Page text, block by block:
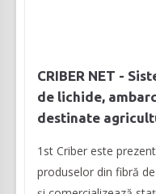
CRIBER NET -
de lichide,
destinate
1st Criber este
produselor din fibră